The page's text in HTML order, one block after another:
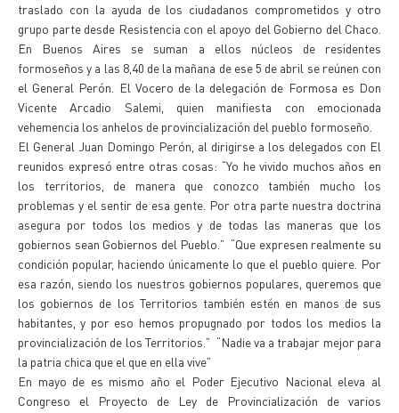
traslado con la ayuda de los ciudadanos comprometidos y otro
grupo parte desde Resistencia con el apoyo del Gobierno del Chaco.
En Buenos Aires se suman a ellos núcleos de residentes
formoseños y a las 8,40 de la mañana de ese 5 de abril se reúnen con
el General Perón. El Vocero de la delegación de Formosa es Don
Vicente Arcadio Salemi, quien manifiesta con emocionada
vehemencia los anhelos de provincialización del pueblo formoseño.
El General Juan Domingo Perón, al dirigirse a los delegados con El
reunidos expresó entre otras cosas: “Yo he vivido muchos años en
los territorios, de manera que conozco también mucho los
problemas y el sentir de esa gente. Por otra parte nuestra doctrina
asegura por todos los medios y de todas las maneras que los
gobiernos sean Gobiernos del Pueblo.” “Que expresen realmente su
condición popular, haciendo únicamente lo que el pueblo quiere. Por
esa razón, siendo los nuestros gobiernos populares, queremos que
los gobiernos de los Territorios también estén en manos de sus
habitantes, y por eso hemos propugnado por todos los medios la
provincialización de los Territorios.” “Nadie va a trabajar mejor para
la patria chica que el que en ella vive”
En mayo de es mismo año el Poder Ejecutivo Nacional eleva al
Congreso el Proyecto de Ley de Provincialización de varios